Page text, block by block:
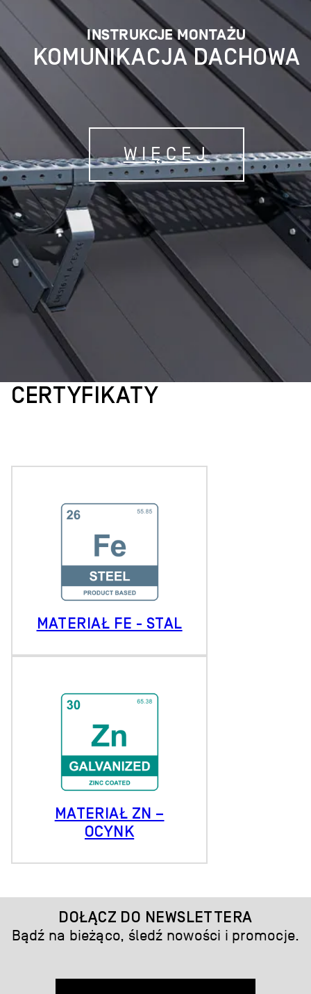
INSTRUKCJE MONTAŻU
KOMUNIKACJA DACHOWA
WIĘCEJ
CERTYFIKATY
MATERIAŁ FE - STAL
MATERIAŁ ZN –
OCYNK
DOŁĄCZ DO NEWSLETTERA
Bądź na bieżąco, śledź nowości i promocje.